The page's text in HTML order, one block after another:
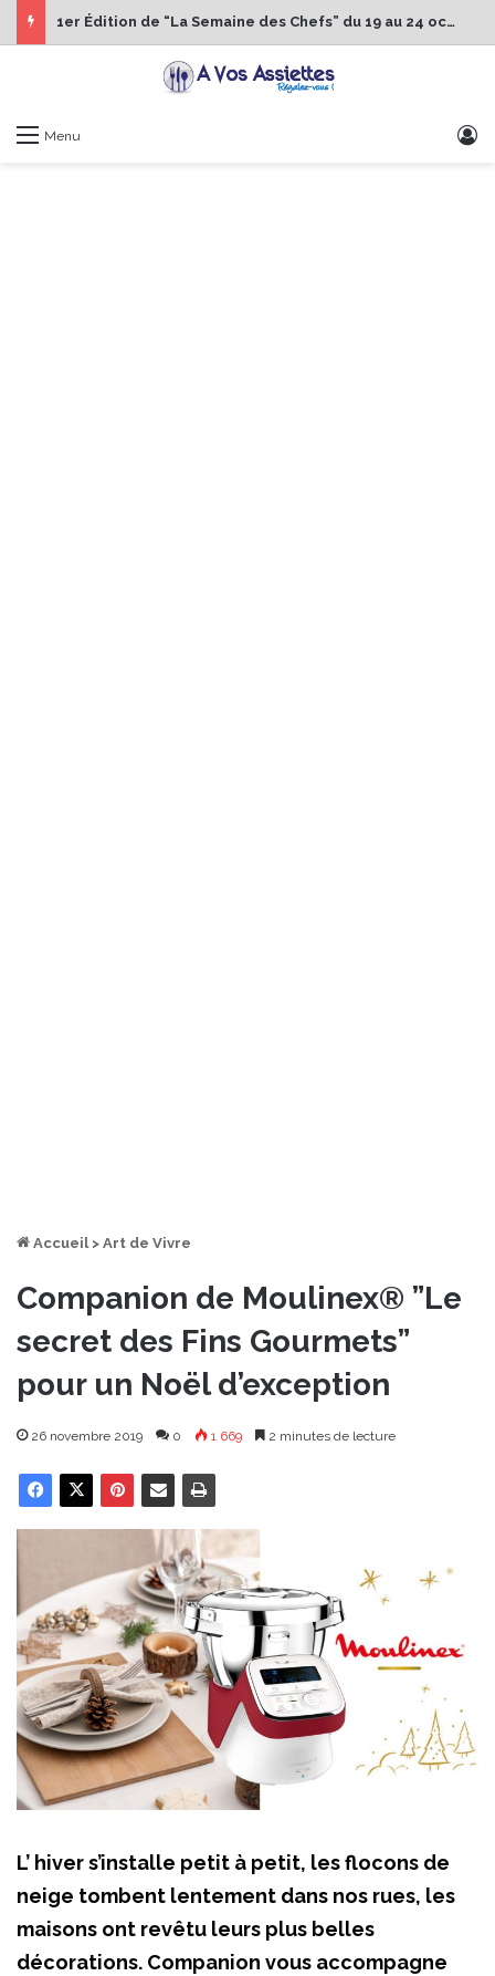
1er Édition de “La Semaine des Chefs” du 19 au 24 octobre 2026
Menu
Accueil > Art de Vivre
Companion de Moulinex® ”Le
secret des Fins Gourmets”
pour un Noël d’exception
26 novembre 2019 0 1 669 2 minutes de lecture
L’ hiver s’installe petit à petit, les flocons de
neige tombent lentement dans nos rues, les
maisons ont revêtu leurs plus belles
décorations. Companion vous accompagne